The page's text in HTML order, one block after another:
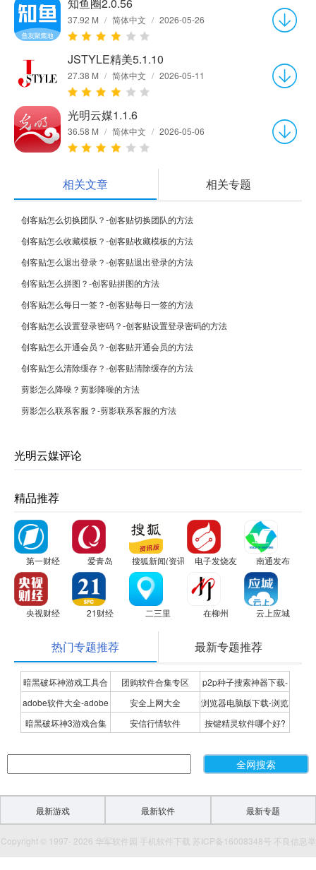
37.92 M / 简体中文 / 2026-05-26
JSTYLE精美5.1.10
27.38 M / 简体中文 / 2026-05-11
光明云媒1.1.6
36.58 M / 简体中文 / 2026-05-06
相关文章 相关专题
创客贴怎么切换团队？-创客贴切换团队的方法
创客贴怎么收藏模板？-创客贴收藏模板的方法
创客贴怎么退出登录？-创客贴退出登录的方法
创客贴怎么拼图？-创客贴拼图的方法
创客贴怎么每日一签？-创客贴每日一签的方法
创客贴怎么设置登录密码？-创客贴设置登录密码的方法
创客贴怎么开通会员？-创客贴开通会员的方法
创客贴怎么清除缓存？-创客贴清除缓存的方法
剪影怎么降噪？剪影降噪的方法
剪影怎么联系客服？-剪影联系客服的方法
光明云媒评论
精品推荐
第一财经 爱青岛 搜狐新闻(资讯版)电子发烧友 南通发布
央视财经 21财经 二三里 在柳州 云上应城
热门专题推荐 最新专题推荐
暗黑破坏神游戏工具合
集
团购软件合集专区
p2p种子搜索神器下载-
P2P种子搜索神器专题
adobe软件大全-adobe
全系列软件下载-adobe
安全上网大全
浏览器电脑版下载-浏览
器下载合集
暗黑破坏神3游戏合集 安信行情软件
按键精灵软件哪个好?
最新游戏 最新软件 最新专题
Copyright © 1997- 2026 华军软件园 手机软件下载 苏ICP备16008348号 不良信息举